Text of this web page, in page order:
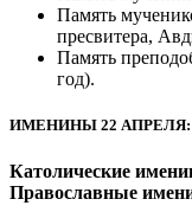
Память
пресвитера,
Память
год).
ИМЕНИНЫ 22 АПРЕЛЯ:
Католические
Православные